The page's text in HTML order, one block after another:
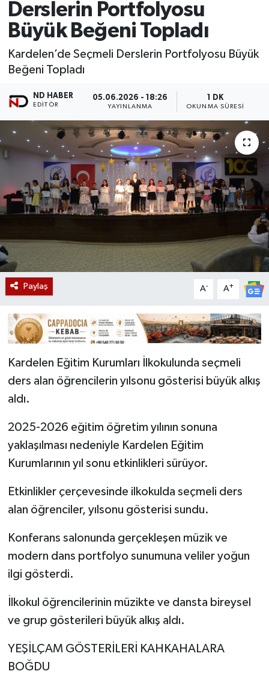
Derslerin Portfolyosu
Büyük Beğeni Topladı
Kardelen’de Seçmeli Derslerin Portfolyosu Büyük
Beğeni Topladı
ND HABER
EDITÖR
05.06.2026 - 18:26
YAYINLANMA
1 DK
OKUNMA SÜRESI
Paylaş A- A+
Kardelen Eğitim Kurumları İlkokulunda seçmeli
ders alan öğrencilerin yılsonu gösterisi büyük alkış
aldı.
2025-2026 eğitim öğretim yılının sonuna
yaklaşılması nedeniyle Kardelen Eğitim
Kurumlarının yıl sonu etkinlikleri sürüyor.
Etkinlikler çerçevesinde ilkokulda seçmeli ders
alan öğrenciler, yılsonu gösterisi sundu.
Konferans salonunda gerçekleşen müzik ve
modern dans portfolyo sunumuna veliler yoğun
ilgi gösterdi.
İlkokul öğrencilerinin müzikte ve dansta bireysel
ve grup gösterileri büyük alkış aldı.
YEŞİLÇAM GÖSTERİLERİ KAHKAHALARA
BOĞDU